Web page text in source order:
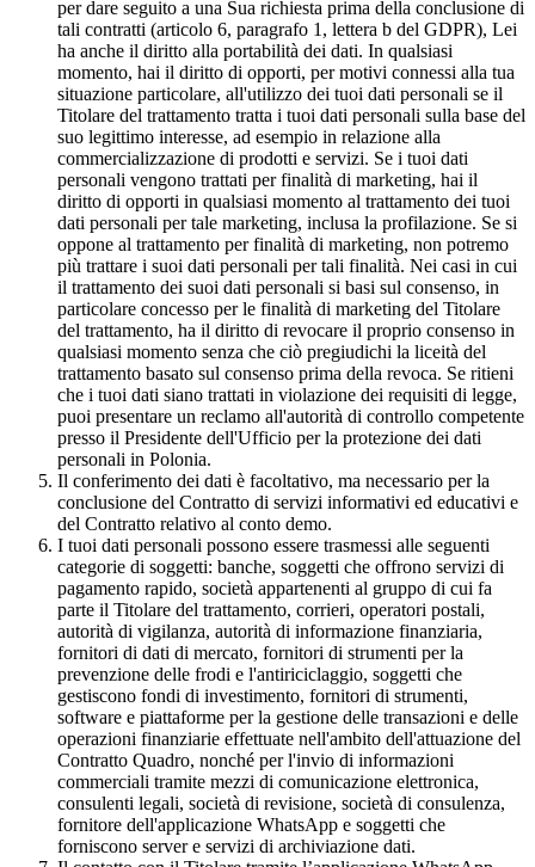
per dare seguito a una Sua richiesta prima della conclusione di
tali contratti (articolo 6, paragrafo 1, lettera b del GDPR), Lei
ha anche il diritto alla portabilità dei dati. In qualsiasi
momento, hai il diritto di opporti, per motivi connessi alla tua
situazione particolare, all'utilizzo dei tuoi dati personali se il
Titolare del trattamento tratta i tuoi dati personali sulla base del
suo legittimo interesse, ad esempio in relazione alla
commercializzazione di prodotti e servizi. Se i tuoi dati
personali vengono trattati per finalità di marketing, hai il
diritto di opporti in qualsiasi momento al trattamento dei tuoi
dati personali per tale marketing, inclusa la profilazione. Se si
oppone al trattamento per finalità di marketing, non potremo
più trattare i suoi dati personali per tali finalità. Nei casi in cui
il trattamento dei suoi dati personali si basi sul consenso, in
particolare concesso per le finalità di marketing del Titolare
del trattamento, ha il diritto di revocare il proprio consenso in
qualsiasi momento senza che ciò pregiudichi la liceità del
trattamento basato sul consenso prima della revoca. Se ritieni
che i tuoi dati siano trattati in violazione dei requisiti di legge,
puoi presentare un reclamo all'autorità di controllo competente
presso il Presidente dell'Ufficio per la protezione dei dati
personali in Polonia.
Il conferimento dei dati è facoltativo, ma necessario per la
conclusione del Contratto di servizi informativi ed educativi e
del Contratto relativo al conto demo.
I tuoi dati personali possono essere trasmessi alle seguenti
categorie di soggetti: banche, soggetti che offrono servizi di
pagamento rapido, società appartenenti al gruppo di cui fa
parte il Titolare del trattamento, corrieri, operatori postali,
autorità di vigilanza, autorità di informazione finanziaria,
fornitori di dati di mercato, fornitori di strumenti per la
prevenzione delle frodi e l'antiriciclaggio, soggetti che
gestiscono fondi di investimento, fornitori di strumenti,
software e piattaforme per la gestione delle transazioni e delle
operazioni finanziarie effettuate nell'ambito dell'attuazione del
Contratto Quadro, nonché per l'invio di informazioni
commerciali tramite mezzi di comunicazione elettronica,
consulenti legali, società di revisione, società di consulenza,
fornitore dell'applicazione WhatsApp e soggetti che
forniscono server e servizi di archiviazione dati.